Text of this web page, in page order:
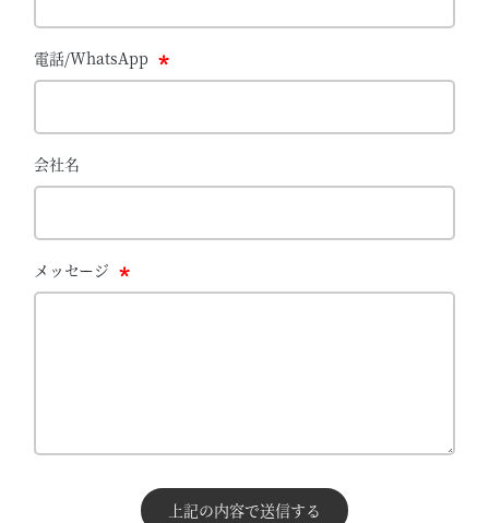
電話/WhatsApp
会社名
メッセージ
上記の内容で送信する